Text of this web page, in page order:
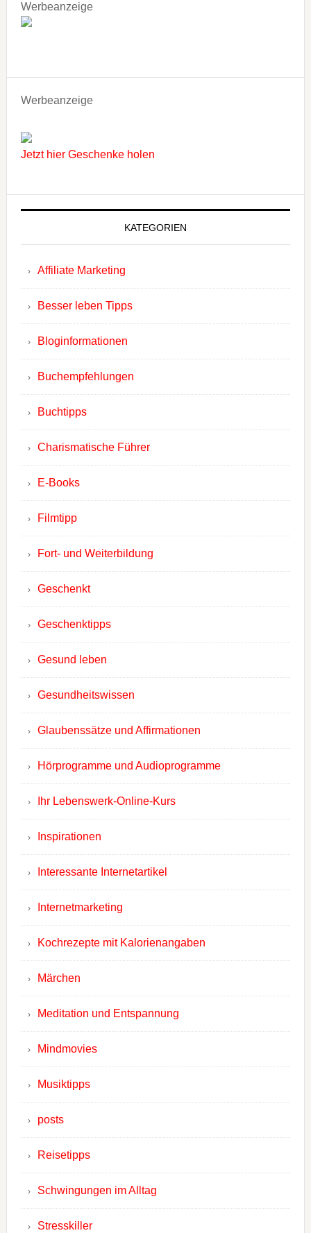
Werbeanzeige
Werbeanzeige
Jetzt hier Geschenke holen
KATEGORIEN
Affiliate Marketing
Besser leben Tipps
Bloginformationen
Buchempfehlungen
Buchtipps
Charismatische Führer
E-Books
Filmtipp
Fort- und Weiterbildung
Geschenkt
Geschenktipps
Gesund leben
Gesundheitswissen
Glaubenssätze und Affirmationen
Hörprogramme und Audioprogramme
Ihr Lebenswerk-Online-Kurs
Inspirationen
Interessante Internetartikel
Internetmarketing
Kochrezepte mit Kalorienangaben
Märchen
Meditation und Entspannung
Mindmovies
Musiktipps
posts
Reisetipps
Schwingungen im Alltag
Stresskiller